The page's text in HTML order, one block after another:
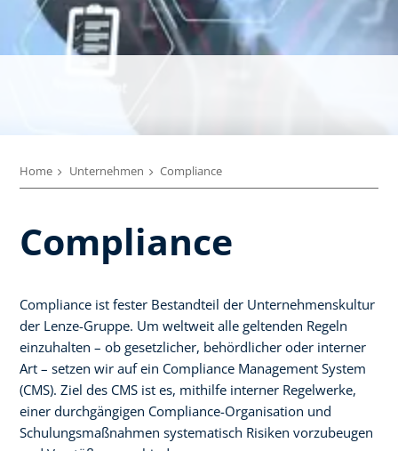
Home Unternehmen Compliance
Compliance
Compliance ist fester Bestandteil der Unternehmenskultur
der Lenze-Gruppe. Um weltweit alle geltenden Regeln
einzuhalten – ob gesetzlicher, behördlicher oder interner
Art – setzen wir auf ein Compliance Management System
(CMS). Ziel des CMS ist es, mithilfe interner Regelwerke,
einer durchgängigen Compliance-Organisation und
Schulungsmaßnahmen systematisch Risiken vorzubeugen